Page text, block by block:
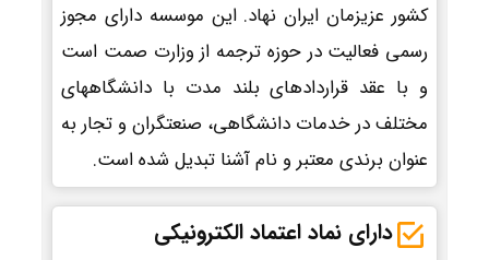
کشور عزیزمان ایران نهاد. این موسسه دارای مجوز
رسمی فعالیت در حوزه ترجمه از وزارت صمت است
و با عقد قراردادهای بلند مدت با دانشگاههای
مختلف در خدمات دانشگاهی، صنعتگران و تجار به
عنوان برندی معتبر و نام آشنا تبدیل شده است.
دارای نماد اعتماد الکترونیکی